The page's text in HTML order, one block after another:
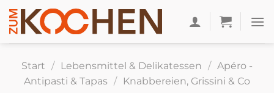
Zum
Inhalt
springen
Start / Lebensmittel & Delikatessen / Apéro -
Antipasti & Tapas / Knabbereien, Grissini & Co